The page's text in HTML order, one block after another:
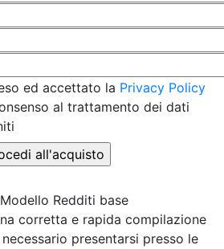
ed accettato la Privacy Policy
al trattamento dei dati
Redditi base
corretta e rapida compilazione
presentarsi presso le